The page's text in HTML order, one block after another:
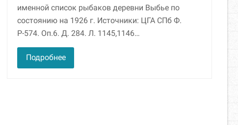
именной список рыбаков деревни Выбье по
состоянию на 1926 г. Источники: ЦГА СПб Ф.
Р-574. Оп.6. Д. 284. Л. 1145,1146…
Подробнее